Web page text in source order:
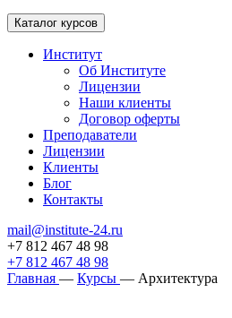
Каталог курсов
Институт
Об Институте
Лицензии
Наши клиенты
Договор оферты
Преподаватели
Лицензии
Клиенты
Блог
Контакты
mail@institute-24.ru
+7 812 467 48 98
+7 812 467 48 98
Главная — Курсы — Архитектура